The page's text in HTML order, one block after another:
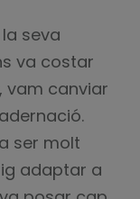
seva
va costar
vam canviar
ser molt
adaptar a